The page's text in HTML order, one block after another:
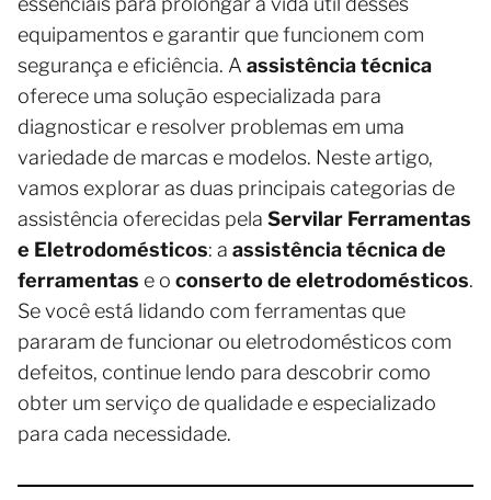
equipamentos e garantir que funcionem com
segurança e eficiência. A assistência técnica
oferece uma solução especializada para
diagnosticar e resolver problemas em uma
variedade de marcas e modelos. Neste artigo,
vamos explorar as duas principais categorias de
assistência oferecidas pela Servilar Ferramentas
e Eletrodomésticos: a assistência técnica de
ferramentas e o conserto de eletrodomésticos.
Se você está lidando com ferramentas que
pararam de funcionar ou eletrodomésticos com
defeitos, continue lendo para descobrir como
obter um serviço de qualidade e especializado
para cada necessidade.